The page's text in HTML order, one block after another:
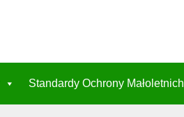
Standardy Ochrony Małoletnich